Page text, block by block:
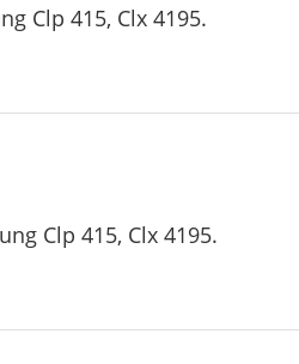
Clp 415, Clx 4195.
Clp 415, Clx 4195.